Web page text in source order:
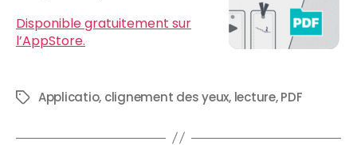
Disponible gratuitement sur
l’AppStore.
Applicatio, clignement des yeux, lecture,PDF